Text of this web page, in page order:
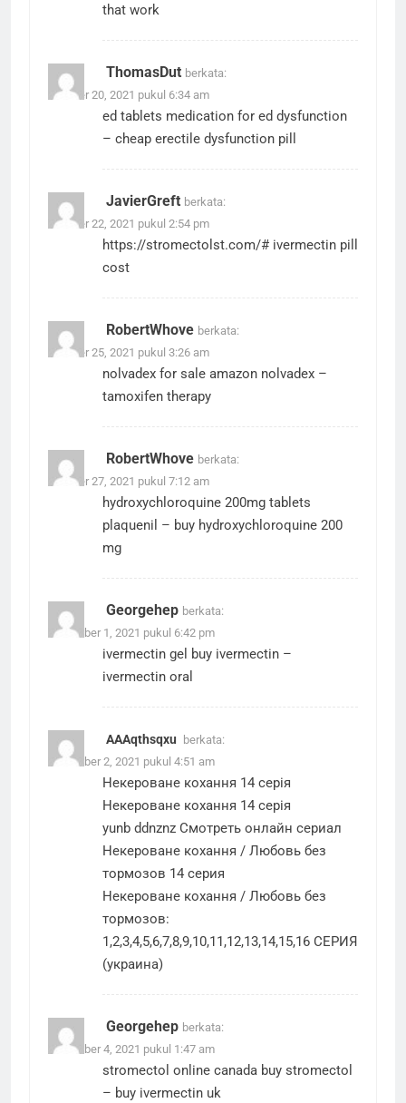
that work
ThomasDut berkata:
Oktober 20, 2021 pukul 6:34 am
ed tablets medication for ed dysfunction
– cheap erectile dysfunction pill
JavierGreft berkata:
Oktober 22, 2021 pukul 2:54 pm
https://stromectolst.com/# ivermectin pill
cost
RobertWhove berkata:
Oktober 25, 2021 pukul 3:26 am
nolvadex for sale amazon nolvadex –
tamoxifen therapy
RobertWhove berkata:
Oktober 27, 2021 pukul 7:12 am
hydroxychloroquine 200mg tablets
plaquenil – buy hydroxychloroquine 200
mg
Georgehep berkata:
November 1, 2021 pukul 6:42 pm
ivermectin gel buy ivermectin –
ivermectin oral
АААqthsqxu
berkata:
November 2, 2021 pukul 4:51 am
Некероване кохання 14 серія
Некероване кохання 14 серія
yunb ddnznz Смотреть онлайн сериал
Некероване кохання / Любовь без
тормозов 14 серия
Некероване кохання / Любовь без
тормозов:
1,2,3,4,5,6,7,8,9,10,11,12,13,14,15,16 СЕРИЯ
(украина)
Georgehep berkata:
November 4, 2021 pukul 1:47 am
stromectol online canada buy stromectol
– buy ivermectin uk